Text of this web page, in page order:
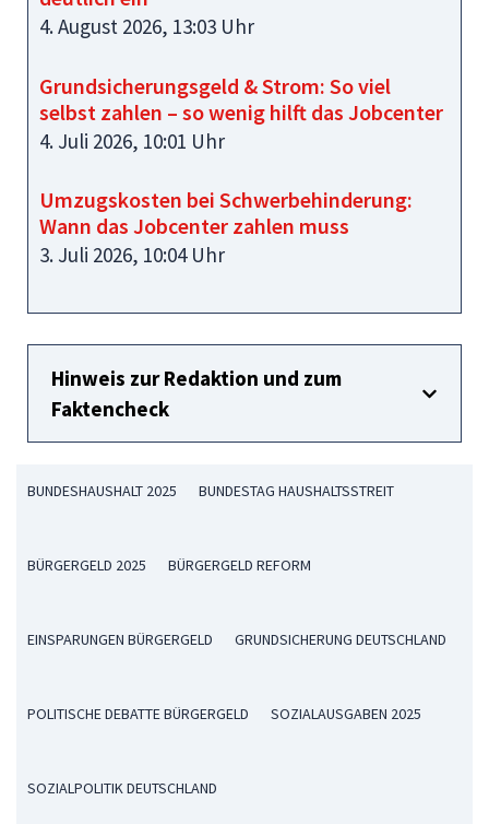
4. August 2026, 13:03 Uhr
Grundsicherungsgeld & Strom: So viel
selbst zahlen – so wenig hilft das Jobcenter
4. Juli 2026, 10:01 Uhr
Umzugskosten bei Schwerbehinderung:
Wann das Jobcenter zahlen muss
3. Juli 2026, 10:04 Uhr
Hinweis zur Redaktion und zum
Faktencheck
BUNDESHAUSHALT 2025 BUNDESTAG HAUSHALTSSTREIT
BÜRGERGELD 2025 BÜRGERGELD REFORM
EINSPARUNGEN BÜRGERGELD GRUNDSICHERUNG DEUTSCHLAND
POLITISCHE DEBATTE BÜRGERGELD SOZIALAUSGABEN 2025
SOZIALPOLITIK DEUTSCHLAND